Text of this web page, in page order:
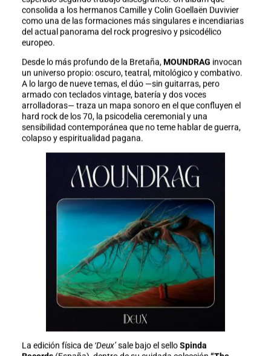
consolida a los hermanos Camille y Colin Goellaën Duvivier
como una de las formaciones más singulares e incendiarias
del actual panorama del rock progresivo y psicodélico
europeo.
Desde lo más profundo de la Bretaña, MOUNDRAG invocan
un universo propio: oscuro, teatral, mitológico y combativo.
A lo largo de nueve temas, el dúo —sin guitarras, pero
armado con teclados vintage, batería y dos voces
arrolladoras— traza un mapa sonoro en el que confluyen el
hard rock de los 70, la psicodelia ceremonial y una
sensibilidad contemporánea que no teme hablar de guerra,
colapso y espiritualidad pagana.
La edición física de ‘Deux’sale bajo el selloSpinda